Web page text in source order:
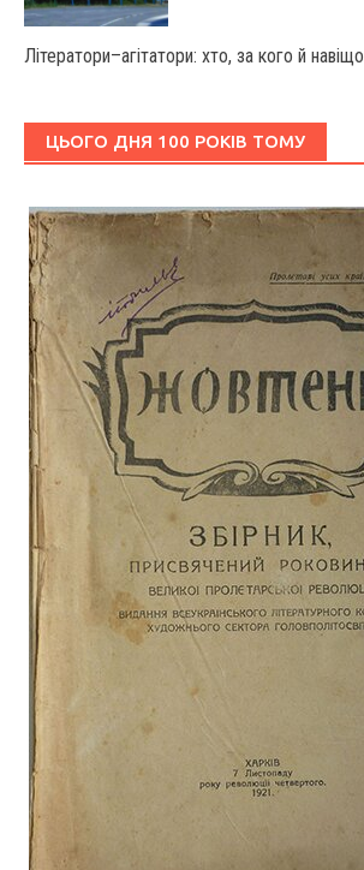
Літератори–агітатори: хто, за кого й навіщо
ЦЬОГО ДНЯ 100 РОКІВ ТОМУ